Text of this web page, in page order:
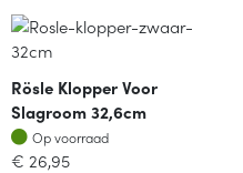
Rösle Klopper Voor
Slagroom 32,6cm
Op voorraad
Op voorraad
€ 26,95